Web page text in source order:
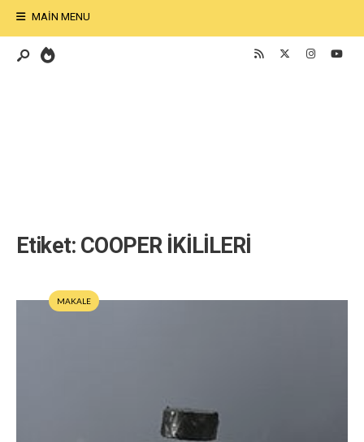
MAIN MENU
Etiket: COOPER İKİLİLERİ
MAKALE